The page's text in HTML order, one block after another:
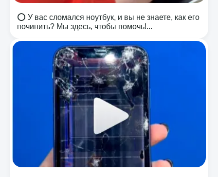
⭕️ У вас сломался ноутбук, и вы не знаете, как его
починить? Мы здесь, чтобы помочь!...